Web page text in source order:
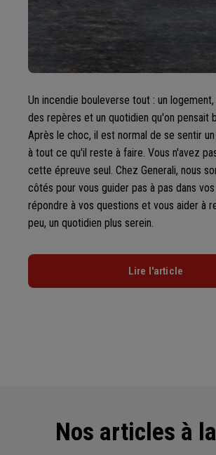
Un incendie bouleverse tout : un
des repères et un quotidien qu'on pensait
Après le choc, il est normal de se sentir
à tout ce qu'il reste à faire. Vous n'avez
cette épreuve seul. Chez Generali, nous
côtés pour vous guider pas à pas dans
répondre à vos questions et vous aider à
peu, un quotidien plus serein.
Lire l'article
Nos articles à